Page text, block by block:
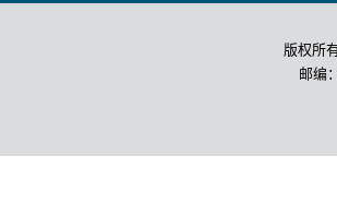
版权所
邮编